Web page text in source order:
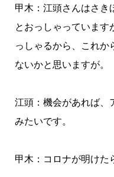
甲木：江頭さんはさき
とおっしゃっています
っしゃるから、これ
ないかと思いますが。
江頭：機会があれば、
みたいです。
甲木：コロナが明けた